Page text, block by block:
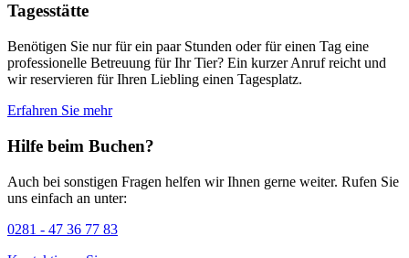
Tagesstätte
Benötigen Sie nur für ein paar Stunden oder für einen Tag eine
professionelle Betreuung für Ihr Tier? Ein kurzer Anruf reicht und
wir reservieren für Ihren Liebling einen Tagesplatz.
Erfahren Sie mehr
Hilfe beim Buchen?
Auch bei sonstigen Fragen helfen wir Ihnen gerne weiter. Rufen Sie
uns einfach an unter:
0281 - 47 36 77 83